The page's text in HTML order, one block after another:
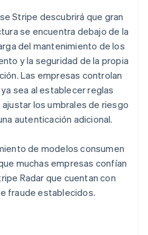
Stripe descubrirá que gran
se encuentra debajo de la
del mantenimiento de los
y la seguridad de la propia
Las empresas controlan
sea al establecer reglas
los umbrales de riesgo
autenticación adicional.
de modelos consumen
muchas empresas confían
Radar que cuentan con
fraude establecidos.